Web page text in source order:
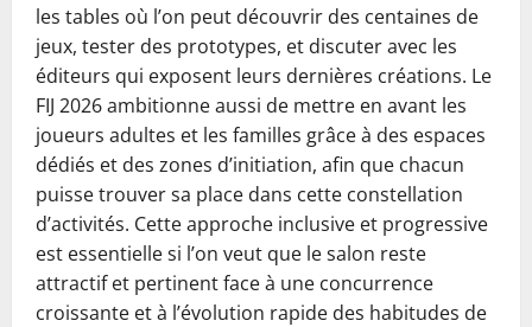
les tables où l’on peut découvrir des centaines de
jeux, tester des prototypes, et discuter avec les
éditeurs qui exposent leurs dernières créations. Le
FIJ 2026 ambitionne aussi de mettre en avant les
joueurs adultes et les familles grâce à des espaces
dédiés et des zones d’initiation, afin que chacun
puisse trouver sa place dans cette constellation
d’activités. Cette approche inclusive et progressive
est essentielle si l’on veut que le salon reste
attractif et pertinent face à une concurrence
croissante et à l’évolution rapide des habitudes de